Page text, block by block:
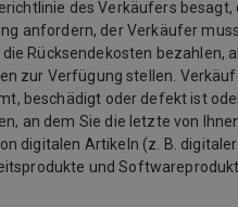
des Verkäufers besagt,
anfordern, der Verkäufer
Rücksendekosten bezahlen,
zur Verfügung stellen.
beschädigt oder defekt ist
an dem Sie die letzte von
digitalen Artikeln (z. B. digitaler
und